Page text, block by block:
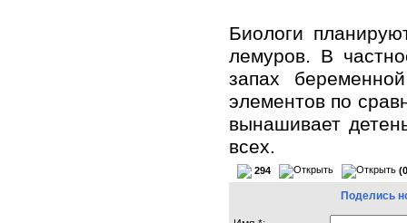
Биологи
лемуров. В
запах
элементов по
вынашивает
всех.
294
Поделись